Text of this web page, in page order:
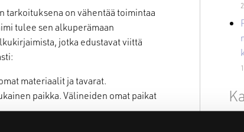
on vähentää toimintaa
tulee sen alkuperämaan
jotka edustavat viittä
materiaalit ja tavarat.
paikka. Välineiden omat paikat